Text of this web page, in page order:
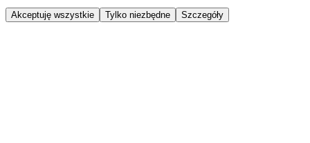
Akceptuję wszystkie Tylko niezbędne Szczegóły